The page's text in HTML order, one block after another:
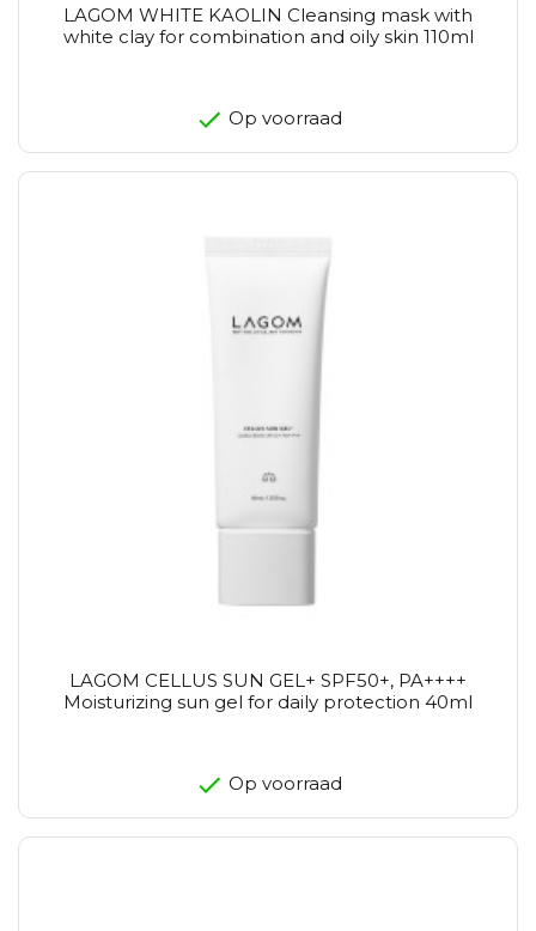
LAGOM WHITE KAOLIN Cleansing mask with
white clay for combination and oily skin 110ml
Op voorraad
LAGOM CELLUS SUN GEL+ SPF50+, PA++++
Moisturizing sun gel for daily protection 40ml
Op voorraad